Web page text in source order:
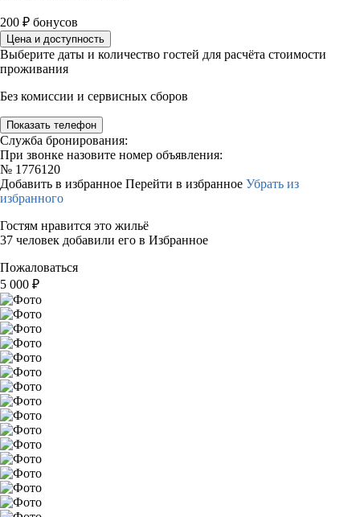
200 ₽ бонусов
Цена и доступность
Выберите даты и количество гостей для расчёта стоимости
проживания
Без комиссии и сервисных сборов
Показать телефон
Служба бронирования:
При звонке назовите номер объявления:
№ 1776120
Добавить в избранное Перейти в избранное Убрать из
избранного
Гостям нравится это жильё
37 человек добавили его в Избранное
Пожаловаться
5 000 ₽